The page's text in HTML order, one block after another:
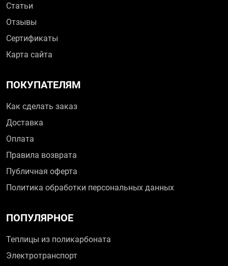
Статьи
Отзывы
Сертификаты
Карта сайта
ПОКУПАТЕЛЯМ
Как сделать заказ
Доставка
Оплата
Правила возврата
Публичная оферта
Политика обработки персональных данных
ПОПУЛЯРНОЕ
Теплицы из поликарбоната
Электротранспорт